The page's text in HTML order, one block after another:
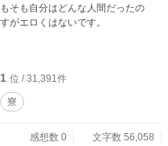
そも自分はどんな人間だったの
すがエロくはないです。
位 / 31,391件
寮
感想数 0
文字数 56,058